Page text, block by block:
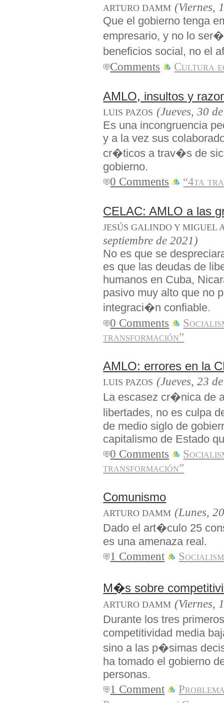
ARTURO DAMM (Viernes,
Que el gobierno tenga
empresario, y no lo
beneficios social, no el
Comments Cultura
AMLO, insultos y
LUIS PAZOS (Jueves, 30
Es una incongruencia
y a la vez sus
cr�ticos a trav�s de
gobierno.
0 Comments “4ta
CELAC: AMLO a las
JESÚS GALINDO Y MIGUEL
septiembre de 2021)
No es que se
es que las deudas de
humanos en Cuba,
pasivo muy alto que no
integraci�n confiable.
0 Comments
transformación”
AMLO: errores en la
LUIS PAZOS (Jueves, 23
La escasez cr�nica de
libertades, no es culpa
de medio siglo de
capitalismo de Estado
0 Comments
transformación”
Comunismo
ARTURO DAMM (Lunes,
Dado el art�culo 25
es una amenaza real.
1 Comment
M�s sobre
ARTURO DAMM (Viernes,
Durante los tres
competitividad media
sino a las p�simas
ha tomado el gobierno
personas.
1 Comment